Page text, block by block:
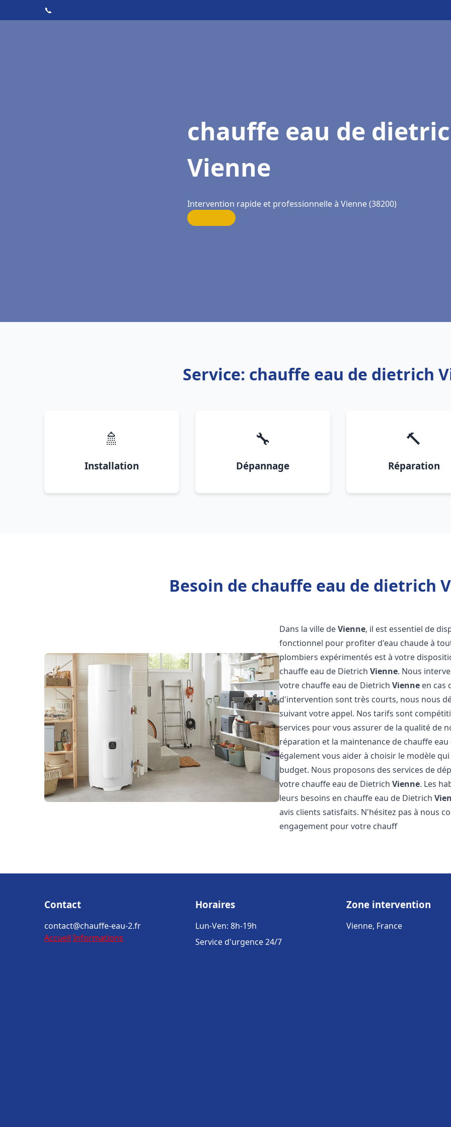
📞
chauffe eau de
Vienne
Intervention rapide et professionnelle à Vienne (38200)
Service: chauffe eau de dietrich
🚿
Installation
🔧
Dépannage
🔨
Réparation
Besoin de chauffe eau de dietrich
Dans la ville deVienne, il est essentiel de
fonctionnel pour profiter d'eau chaude à
plombiers expérimentés est à votre
chauffe eau de DietrichVienne. Nous
votre chauffe eau de DietrichVienne en cas
d'intervention sont très courts, nous nous
suivant votre appel. Nos tarifs sont
services pour vous assurer de la qualité de
réparation et la maintenance de chauffe
également vous aider à choisir le modèle
budget. Nous proposons des services de
votre chauffe eau de DietrichVienne. Les
leurs besoins en chauffe eau de Dietrich
avis clients satisfaits. N'hésitez pas à nous
engagement pour votre chauff
Contact
contact@chauffe-eau-2.fr
Accueil Informations
Horaires
Lun-Ven: 8h-19h
Service d'urgence 24/7
Zone intervention
Vienne, France